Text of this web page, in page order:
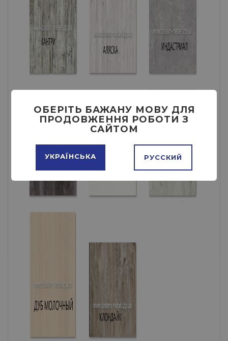
ОБЕРІТЬ БАЖАНУ МОВУ ДЛЯ
ПРОДОВЖЕННЯ РОБОТИ З
САЙТОМ
УКРАЇНСЬКА РУССКИЙ